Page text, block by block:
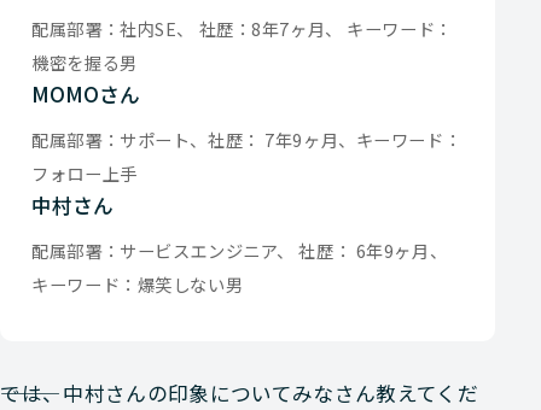
配属部署：社内SE、 社歴：8年7ヶ月、 キーワード：
機密を握る男
MOMOさん
配属部署：サポート、社歴： 7年9ヶ月、キーワード：
フォロー上手
中村さん
配属部署：サービスエンジニア、 社歴： 6年9ヶ月、
キーワード：爆笑しない男
―――では、中村さんの印象についてみなさん教えてくだ